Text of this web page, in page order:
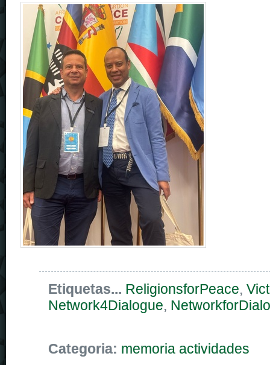
Etiquetas... ReligionsforPeace,
Network4Dialogue,
Categoria: memoria actividades